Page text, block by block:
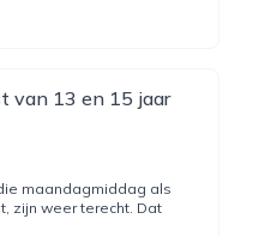
van 13 en 15 jaar
maandagmiddag als
zijn weer terecht. Dat